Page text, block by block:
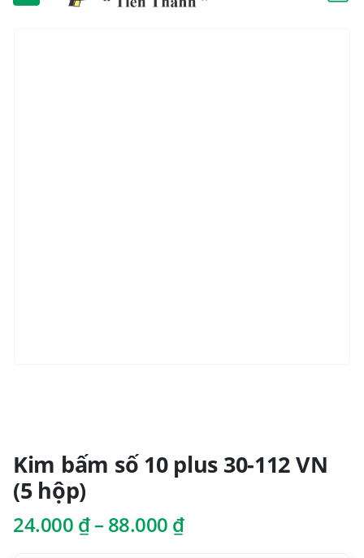
Kim bấm số 10 plus 30-112 VN
(5 hộp)
24.000 ₫ – 88.000 ₫Khoảng